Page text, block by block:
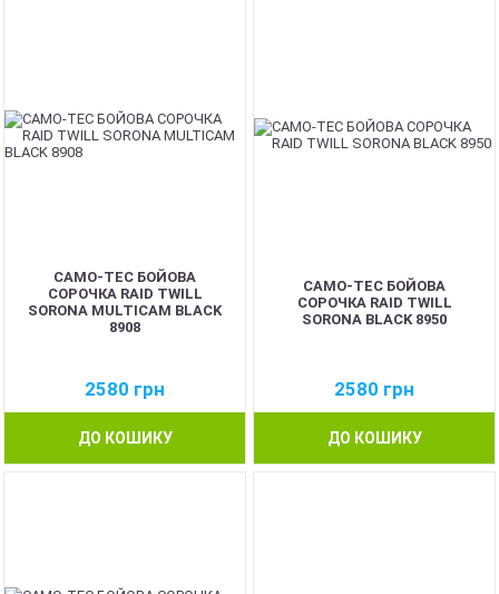
CAMO-TEC БОЙОВА
СОРОЧКА RAID TWILL
SORONA MULTICAM BLACK
8908
2580 грн
ДО КОШИКУ
CAMO-TEC БОЙОВА
СОРОЧКА RAID TWILL
SORONA BLACK 8950
2580 грн
ДО КОШИКУ